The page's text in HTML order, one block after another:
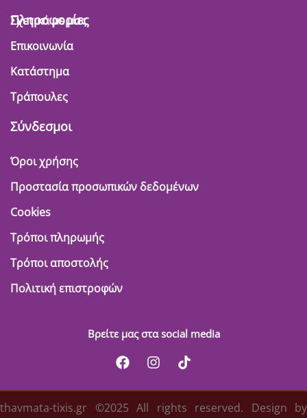
Πληροφορίες
Σχετικά με μας
Επικοινωνία
Κατάστημα
Τράπουλες
Σύνδεσμοι
Όροι χρήσης
Προστασία προσωπικών δεδομένων
Cookies
Τρόποι πληρωμής
Τρόποι αποστολής
Πολιτική επιστροφών
Βρείτε μας στα social media
thavmata-tixis.gr ©2025 All rights reserved. Design by